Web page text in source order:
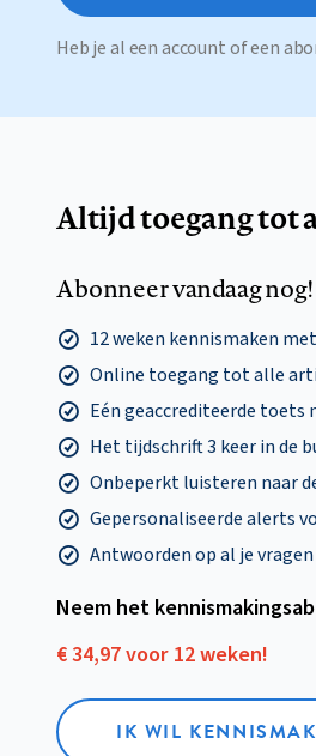
Heb je al een account of een
Altijd toegang tot
Abonneer vandaag nog!
12 weken kennismaken
Online toegang tot alle
Eén geaccrediteerde
Het tijdschrift 3 keer in de
Onbeperkt luisteren naar
Gepersonaliseerde alerts
Antwoorden op al je
Neem het
€ 34,97 voor 12 weken!
IK WIL